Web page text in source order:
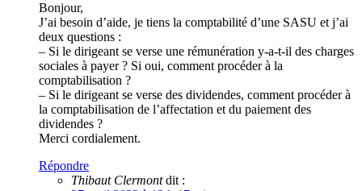
Bonjour,
J’ai besoin d’aide, je tiens la comptabilité d’une SASU et j’ai
deux questions :
– Si le dirigeant se verse une rémunération y-a-t-il des charges
sociales à payer ? Si oui, comment procéder à la
comptabilisation ?
– Si le dirigeant se verse des dividendes, comment procéder à
la comptabilisation de l’affectation et du paiement des
dividendes ?
Merci cordialement.
Répondre
Thibaut Clermont dit :